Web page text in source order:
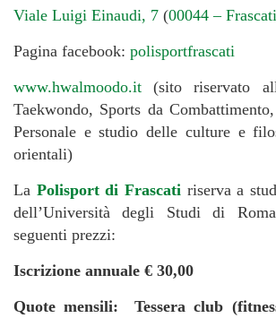
Viale Luigi Einaudi, 7 (00044 – Frascati
Pagina facebook: polisportfrascati
www.hwalmoodo.it (sito riservato
Taekwondo, Sports da
Personale e studio delle culture e
orientali)
La Polisport di Frascati riserva a
dell’Università degli Studi di
seguenti prezzi:
Iscrizione annuale € 30,00
Quote mensili: Tessera club